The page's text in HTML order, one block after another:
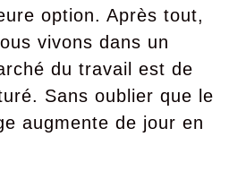
option. Après tout,
vivons dans un
du travail est de
Sans oublier que le
augmente de jour en